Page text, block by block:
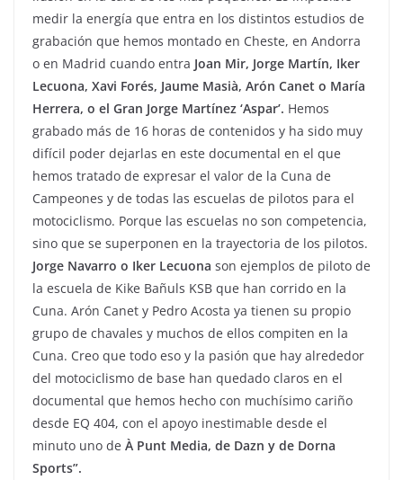
medir la energía que entra en los distintos estudios de
grabación que hemos montado en Cheste, en Andorra
o en Madrid cuando entra Joan Mir, Jorge Martín, Iker
Lecuona, Xavi Forés, Jaume Masià, Arón Canet o María
Herrera, o el Gran Jorge Martínez ‘Aspar’. Hemos
grabado más de 16 horas de contenidos y ha sido muy
difícil poder dejarlas en este documental en el que
hemos tratado de expresar el valor de la Cuna de
Campeones y de todas las escuelas de pilotos para el
motociclismo. Porque las escuelas no son competencia,
sino que se superponen en la trayectoria de los pilotos.
Jorge Navarro o Iker Lecuona son ejemplos de piloto de
la escuela de Kike Bañuls KSB que han corrido en la
Cuna. Arón Canet y Pedro Acosta ya tienen su propio
grupo de chavales y muchos de ellos compiten en la
Cuna. Creo que todo eso y la pasión que hay alrededor
del motociclismo de base han quedado claros en el
documental que hemos hecho con muchísimo cariño
desde EQ 404, con el apoyo inestimable desde el
minuto uno de À Punt Media, de Dazn y de Dorna
Sports”.